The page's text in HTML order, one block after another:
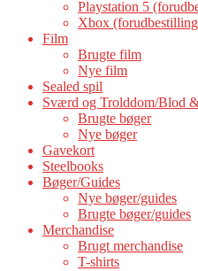
Playstation 5
Xbox
Film
Brugte film
Nye film
Sealed spil
Sværd og Trolddom/Blod
Brugte bøger
Nye bøger
Gavekort
Steelbooks
Bøger/Guides
Nye bøger/guides
Brugte bøger/guides
Merchandise
Brugt merchandise
T-shirts